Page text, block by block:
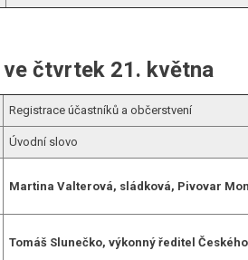
ve čtvrtek 21. května
Registrace účastníků a občerstvení
Úvodní slovo
Martina Valterová, sládková, Pivovar
Tomáš Slunečko, výkonný ředitel